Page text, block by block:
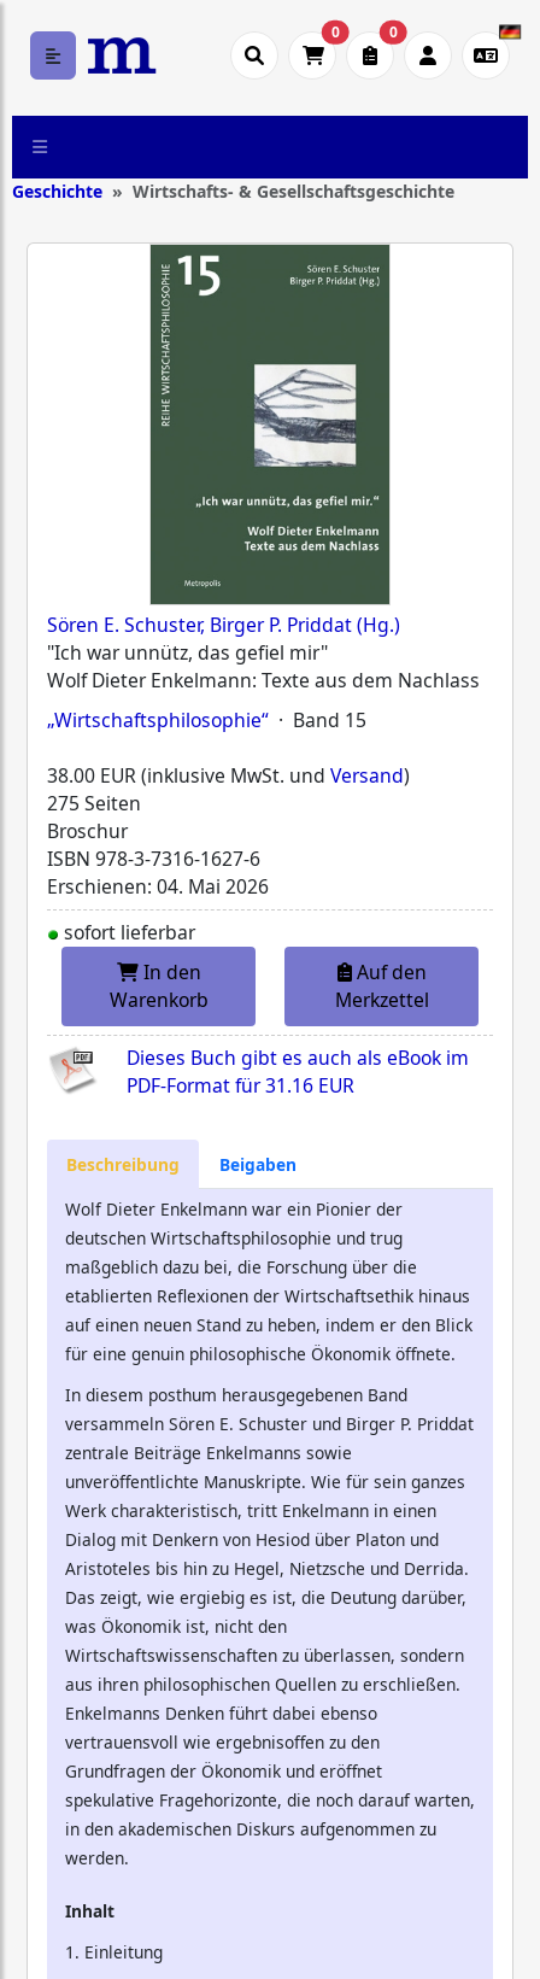
0 0
Geschichte Wirtschafts- & Gesellschaftsgeschichte
Sören E. Schuster, Birger P. Priddat (Hg.)
"Ich war unnütz, das gefiel mir"
Wolf Dieter Enkelmann: Texte aus dem Nachlass
„Wirtschaftsphilosophie“ · Band 15
38.00 EUR (inklusive MwSt. und Versand)
275 Seiten
Broschur
ISBN 978-3-7316-1627-6
Erschienen: 04. Mai 2026
sofort lieferbar
In den
Warenkorb
Auf den
Merkzettel
Dieses Buch gibt es auch als eBook im
PDF-Format für31.16 EUR
Beschreibung
Beigaben
Wolf Dieter Enkelmann war ein Pionier der
deutschen Wirtschaftsphilosophie und trug
maßgeblich dazu bei, die Forschung über die
etablierten Reflexionen der Wirtschaftsethik hinaus
auf einen neuen Stand zu heben, indem er den Blick
für eine genuin philosophische Ökonomik öffnete.
In diesem posthum herausgegebenen Band
versammeln Sören E. Schuster und Birger P. Priddat
zentrale Beiträge Enkelmanns sowie
unveröffentlichte Manuskripte. Wie für sein ganzes
Werk charakteristisch, tritt Enkelmann in einen
Dialog mit Denkern von Hesiod über Platon und
Aristoteles bis hin zu Hegel, Nietzsche und Derrida.
Das zeigt, wie ergiebig es ist, die Deutung darüber,
was Ökonomik ist, nicht den
Wirtschaftswissenschaften zu überlassen, sondern
aus ihren philosophischen Quellen zu erschließen.
Enkelmanns Denken führt dabei ebenso
vertrauensvoll wie ergebnisoffen zu den
Grundfragen der Ökonomik und eröffnet
spekulative Fragehorizonte, die noch darauf warten,
in den akademischen Diskurs aufgenommen zu
werden.
Inhalt
1. Einleitung